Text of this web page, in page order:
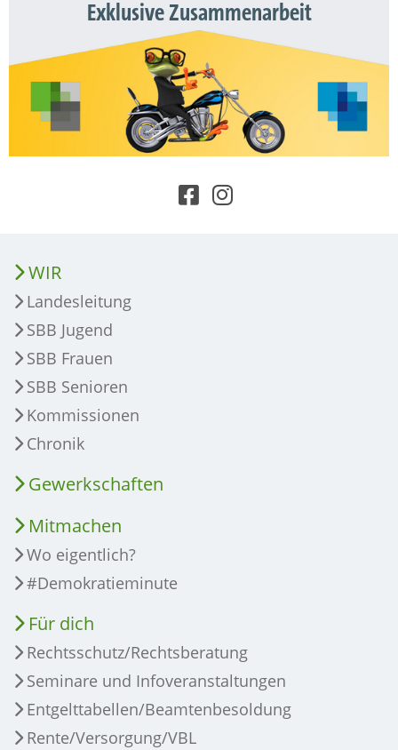
Exklusive Zusammenarbeit
WIR
Landesleitung
SBB Jugend
SBB Frauen
SBB Senioren
Kommissionen
Chronik
Gewerkschaften
Mitmachen
Wo eigentlich?
#Demokratieminute
Für dich
Rechtsschutz/Rechtsberatung
Seminare und Infoveranstaltungen
Entgelttabellen/Beamtenbesoldung
Rente/Versorgung/VBL